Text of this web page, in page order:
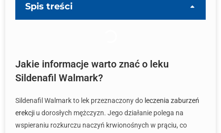
Spis treści
Jakie informacje warto znać o leku
Sildenafil Walmark?
Sildenafil Walmark to lek przeznaczony do leczenia zaburzeń
erekcji u dorosłych mężczyzn. Jego działanie polega na
wspieraniu rozkurczu naczyń krwionośnych w prąciu, co